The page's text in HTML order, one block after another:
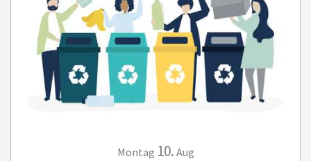
Montag 10. Aug